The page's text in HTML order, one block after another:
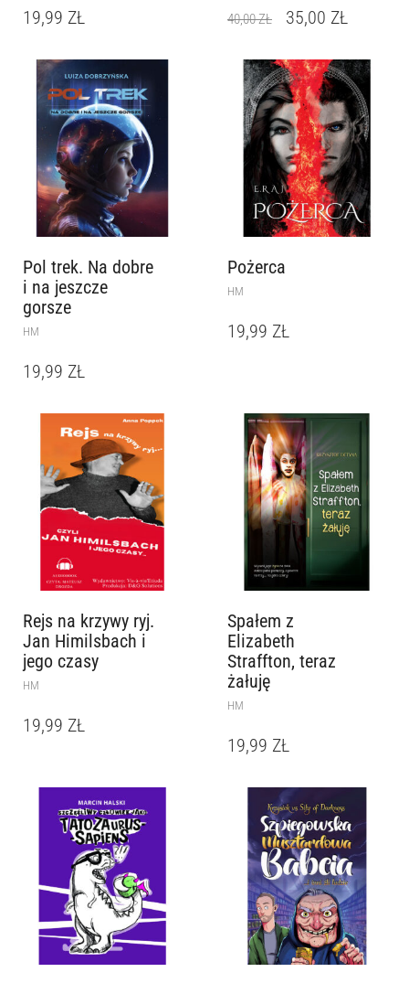
19,99 ZŁ 40,00ZŁ 35,00 ZŁ
Pol trek. Na dobre
i na jeszcze
gorsze
HM
19,99 ZŁ
Pożerca
HM
19,99 ZŁ
Rejs na krzywy ryj.
Jan Himilsbach i
jego czasy
HM
19,99 ZŁ
Spałem z
Elizabeth
Straffton, teraz
żałuję
HM
19,99 ZŁ